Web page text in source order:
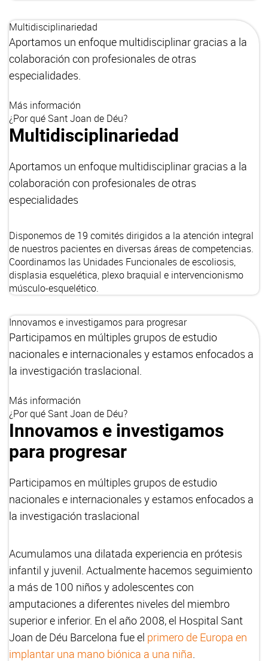
Multidisciplinariedad
Aportamos un enfoque multidisciplinar gracias a la
colaboración con profesionales de otras
especialidades.
Más información
¿Por qué Sant Joan de Déu?
Multidisciplinariedad
Aportamos un enfoque multidisciplinar gracias a la
colaboración con profesionales de otras
especialidades
Disponemos de 19 comités dirigidos a la atención integral
de nuestros pacientes en diversas áreas de competencias.
Coordinamos las Unidades Funcionales de escoliosis,
displasia esquelética, plexo braquial e intervencionismo
músculo-esquelético.
Innovamos e investigamos para progresar
Participamos en múltiples grupos de estudio
nacionales e internacionales y estamos enfocados a
la investigación traslacional.
Más información
¿Por qué Sant Joan de Déu?
Innovamos e investigamos
para progresar
Participamos en múltiples grupos de estudio
nacionales e internacionales y estamos enfocados a
la investigación traslacional
Acumulamos una dilatada experiencia en prótesis
infantil y juvenil. Actualmente hacemos seguimiento
a más de 100 niños y adolescentes con
amputaciones a diferentes niveles del miembro
superior e inferior. En el año 2008, el Hospital Sant
Joan de Déu Barcelona fue el primero de Europa en
implantar una mano biónica a una niña